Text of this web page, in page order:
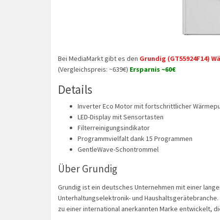
Bei MediaMarkt gibt es den Grundig (GT55924F14)
(Vergleichspreis: ~639€) Ersparnis ~60€
Details
Inverter Eco Motor mit fortschrittlicher
LED-Display mit Sensortasten
Filterreinigungsindikator
Programmvielfalt dank 15 Programmen
GentleWave-Schontrommel
Über Grundig
Grundig ist ein deutsches Unternehmen mit einer
Unterhaltungselektronik- und
zu einer international anerkannten Marke entwickelt,